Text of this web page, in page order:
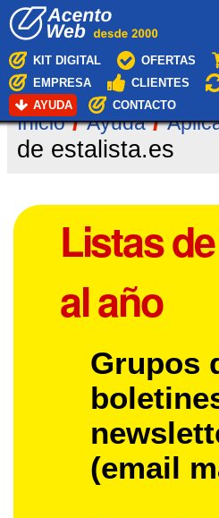
KIT DIGITAL OFERTAS
EMPRESA
CLIENTES
AYUDA
CONTACTO
Inicio /Ayuda /
de estalista.es
Listas
al año
Grupos
(email